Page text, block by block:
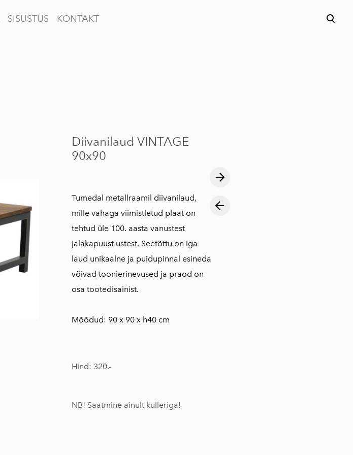
SISUSTUS KONTAKT
Diivanilaud VINTAGE
90x90
Tumedal metallraamil diivanilaud,
mille vahaga viimistletud plaat on
tehtud üle 100. aasta vanustest
jalakapuust ustest. Seetõttu on iga
laud unikaalne ja puidupinnal esineda
võivad toonierinevused ja praod on
osa tootedisainist.
Mõõdud: 90 x 90 x h40 cm
Hind: 320.-
NB! Saatmine ainult kulleriga!